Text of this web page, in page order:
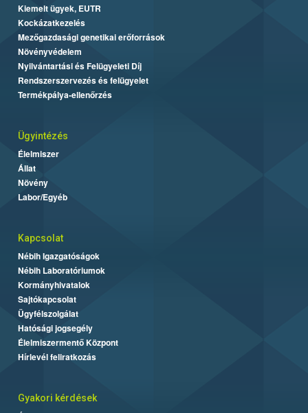
Kiemelt ügyek, EUTR
Kockázatkezelés
Mezőgazdasági genetikai erőforrások
Növényvédelem
Nyilvántartási és Felügyeleti Díj
Rendszerszervezés és felügyelet
Termékpálya-ellenőrzés
Ügyintézés
Élelmiszer
Állat
Növény
Labor/Egyéb
Kapcsolat
Nébih Igazgatóságok
Nébih Laboratóriumok
Kormányhivatalok
Sajtókapcsolat
Ügyfélszolgálat
Hatósági jogsegély
Élelmiszermentő Központ
Hírlevél feliratkozás
Gyakori kérdések